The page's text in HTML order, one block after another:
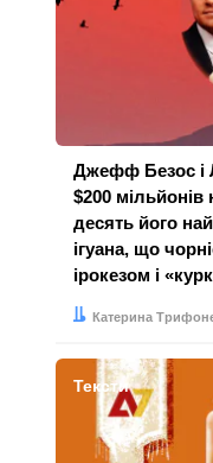
Джефф Безос і
$200 мільйонів
десять його
ігуана, що
ірокезом і
Автор:
Катерина
Дата:
Тексти